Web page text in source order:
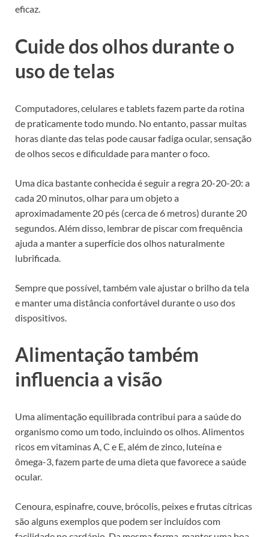
eficaz.
Cuide dos olhos durante o
uso de telas
Computadores, celulares e tablets fazem parte da rotina
de praticamente todo mundo. No entanto, passar muitas
horas diante das telas pode causar fadiga ocular, sensação
de olhos secos e dificuldade para manter o foco.
Uma dica bastante conhecida é seguir a regra 20-20-20: a
cada 20 minutos, olhar para um objeto a
aproximadamente 20 pés (cerca de 6 metros) durante 20
segundos. Além disso, lembrar de piscar com frequência
ajuda a manter a superfície dos olhos naturalmente
lubrificada.
Sempre que possível, também vale ajustar o brilho da tela
e manter uma distância confortável durante o uso dos
dispositivos.
Alimentação também
influencia a visão
Uma alimentação equilibrada contribui para a saúde do
organismo como um todo, incluindo os olhos. Alimentos
ricos em vitaminas A, C e E, além de zinco, luteína e
ômega-3, fazem parte de uma dieta que favorece a saúde
ocular.
Cenoura, espinafre, couve, brócolis, peixes e frutas cítricas
são alguns exemplos que podem ser incluídos com